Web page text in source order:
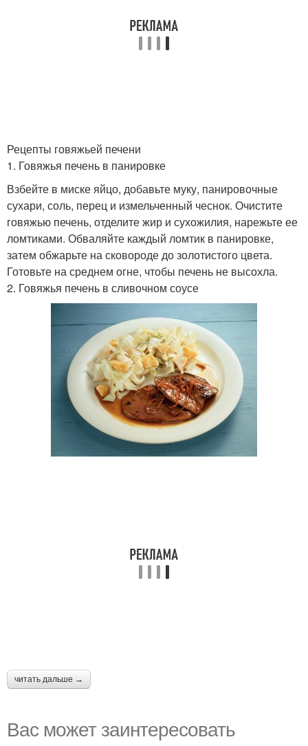
Рецепты говяжьей печени
1. Говяжья печень в панировке
Взбейте в миске яйцо, добавьте муку, панировочные
сухари, соль, перец и измельченный чеснок. Очистите
говяжью печень, отделите жир и сухожилия, нарежьте ее
ломтиками. Обваляйте каждый ломтик в панировке,
затем обжарьте на сковороде до золотистого цвета.
Готовьте на среднем огне, чтобы печень не высохла.
2. Говяжья печень в сливочном соусе
читать дальше →
Вас может заинтересовать